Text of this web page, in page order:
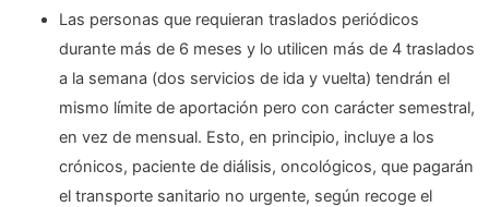
Las personas que requieran traslados periódicos
durante más de 6 meses y lo utilicen más de 4 traslados
a la semana (dos servicios de ida y vuelta) tendrán el
mismo límite de aportación pero con carácter semestral,
en vez de mensual. Esto, en principio, incluye a los
crónicos, paciente de diálisis, oncológicos, que pagarán
el transporte sanitario no urgente, según recoge el